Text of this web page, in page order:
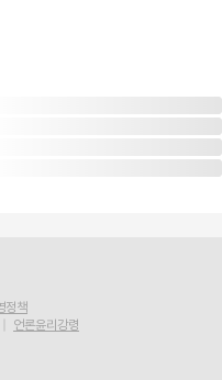
정책
언론윤리강령